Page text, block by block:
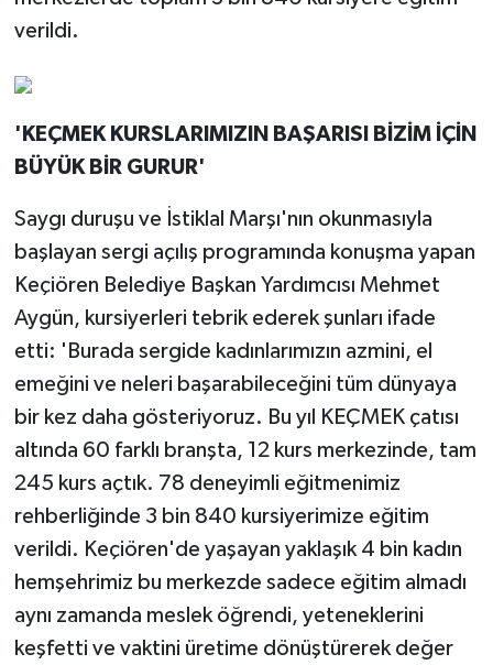
verildi.
'KEÇMEK KURSLARIMIZIN BAŞARISI BİZİM İÇİN
BÜYÜK BİR GURUR'
Saygı duruşu ve İstiklal Marşı'nın okunmasıyla
başlayan sergi açılış programında konuşma yapan
Keçiören Belediye Başkan Yardımcısı Mehmet
Aygün, kursiyerleri tebrik ederek şunları ifade
etti: 'Burada sergide kadınlarımızın azmini, el
emeğini ve neleri başarabileceğini tüm dünyaya
bir kez daha gösteriyoruz. Bu yıl KEÇMEK çatısı
altında 60 farklı branşta, 12 kurs merkezinde, tam
245 kurs açtık. 78 deneyimli eğitmenimiz
rehberliğinde 3 bin 840 kursiyerimize eğitim
verildi. Keçiören'de yaşayan yaklaşık 4 bin kadın
hemşehrimiz bu merkezde sadece eğitim almadı
aynı zamanda meslek öğrendi, yeteneklerini
keşfetti ve vaktini üretime dönüştürerek değer